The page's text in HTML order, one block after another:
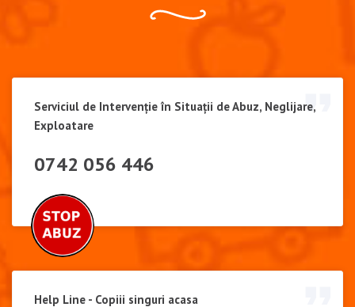
Serviciul de Intervenție în Situații de Abuz, Neglijare,
Exploatare
0742 056 446
Help Line - Copiii singuri acasa